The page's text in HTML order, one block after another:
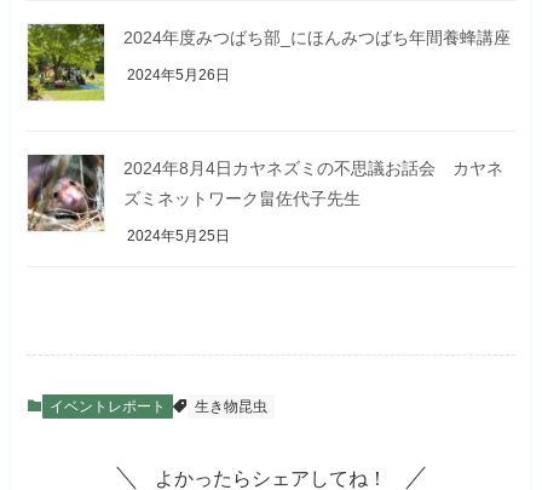
2024年度みつばち部_にほんみつばち年間養蜂講座
2024年5月26日
2024年8月4日カヤネズミの不思議お話会 カヤネ
ズミネットワーク畠佐代子先生
2024年5月25日
イベントレポート 生き物昆虫
よかったらシェアしてね！